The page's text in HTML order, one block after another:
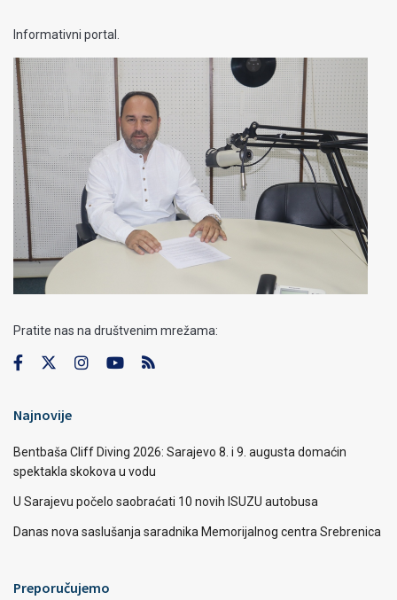
Informativni portal.
Pratite nas na društvenim mrežama:
Najnovije
Bentbaša Cliff Diving 2026: Sarajevo 8. i 9. augusta domaćin
spektakla skokova u vodu
U Sarajevu počelo saobraćati 10 novih ISUZU autobusa
Danas nova saslušanja saradnika Memorijalnog centra Srebrenica
Preporučujemo